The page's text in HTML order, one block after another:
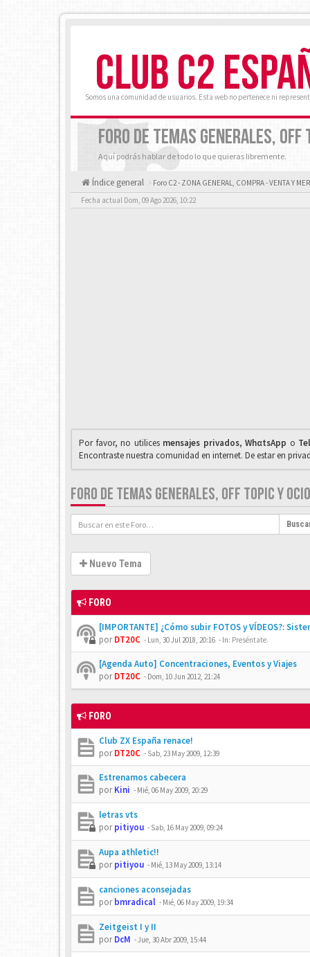
CLUB C2
Somos una comunidad de usuarios. Esta web no pertenece ni
FORO DE TEMAS GENERALES, OFF
Aquí podrás hablar de todo lo que quieras libremente.
Índice general Foro C2 - ZONA GENERAL, COMPRA - VENTA Y
Fecha actual Dom, 09 Ago 2026, 10:22
Por favor, no utilices mensajes privados,WhαtsApp o
Encontraste nuestra comunidad en internet. De estar en
FORO DE TEMAS GENERALES, OFF TOPIC Y
Nuevo Tema
FORO
[IMPORTANTE] ¿Cómo subir FOTOS y VÍDEOS?:
porDT20C - Lun, 30 Jul 2018, 20:16 - In: Preséntate.
[Agenda Auto] Concentraciones, Eventos y Viajes
porDT20C - Dom, 10 Jun 2012, 21:24
FORO
Club ZX España renace!
porDT20C - Sab, 23 May 2009, 12:39
Estrenamos cabecera
porKini - Mié, 06 May 2009, 20:29
letras vts
porpitiyou - Sab, 16 May 2009, 09:24
Aupa athletic!!
porpitiyou - Mié, 13 May 2009, 13:14
canciones aconsejadas
porbmradical - Mié, 06 May 2009, 19:34
Zeitgeist I y II
porDcM -Jue, 30 Abr 2009, 15:44